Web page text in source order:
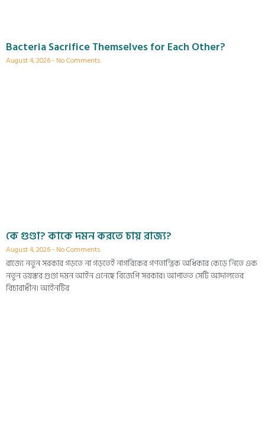
Bacteria Sacrifice Themselves for Each Other?
August 4, 2026 No Comments
কে গুণ্ডা? কাকে দমন করতে চায় রাজ্য?
August 4, 2026 No Comments
রাজ্যে নতুন সরকার গড়তে না গড়তেই নাগরিকের গণতান্ত্রিক অধিকার কেড়ে নিতে এক
নতুন ভয়ঙ্কর গুণ্ডা দমন আইন এনেছে বিজেপি সরকার। আপাতত সেটি আদালতের
বিচারাধীন। আইনটির